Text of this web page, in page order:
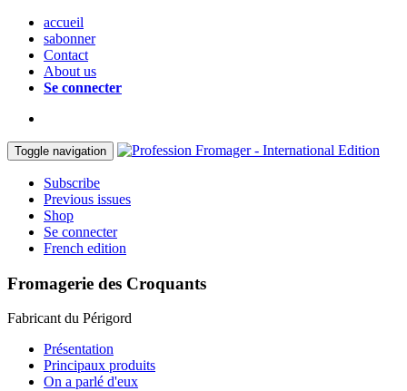
accueil
sabonner
Contact
About us
Se connecter
Toggle navigation
Subscribe
Previous issues
Shop
Se connecter
French edition
Fromagerie des Croquants
Fabricant du Périgord
Présentation
Principaux produits
On a parlé d'eux